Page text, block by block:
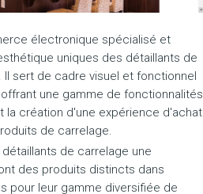
électronique spécialisé et
uniques des détaillants de
sert de cadre visuel et fonctionnel
une gamme de fonctionnalités
création d'une expérience d'achat
de carrelage.
de carrelage une
des produits distincts dans
pour leur gamme diversifiée de